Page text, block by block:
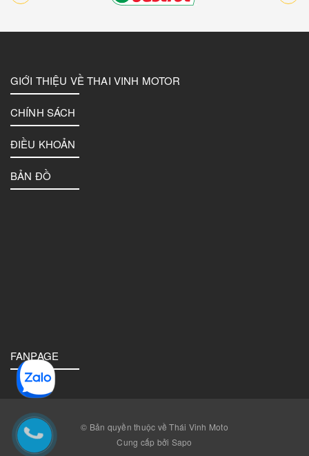
GIỚI THIỆU VỀ THAI VINH MOTOR
CHÍNH SÁCH
ĐIỀU KHOẢN
BẢN ĐỒ
FANPAGE
© Bản quyền thuộc về Thái Vinh Moto
Cung cấp bởi Sapo